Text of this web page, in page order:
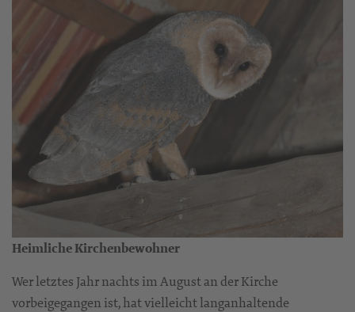
Heimliche Kirchenbewohner
Wer letztes Jahr nachts im August an der Kirche
vorbeigegangen ist, hat vielleicht langanhaltende